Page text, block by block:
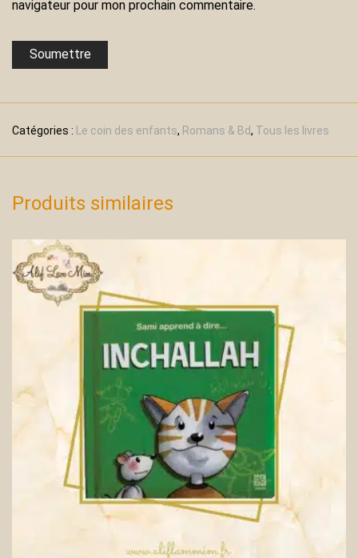
navigateur pour mon prochain commentaire.
Catégories : Le coin des enfants, Romans & Bd, Tous les livres
Produits similaires